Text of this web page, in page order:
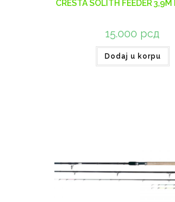
CRESTA SOLITH FEEDER
15.000 рсд
Dodaj u korpu